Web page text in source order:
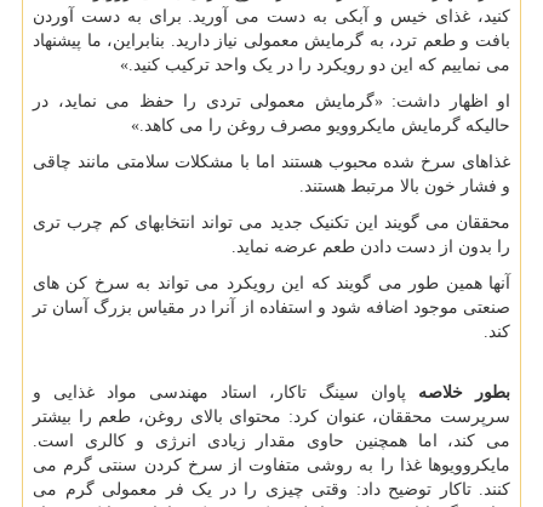
کنید، غذای خیس و آبکی به دست می آورید. برای به دست آوردن
بافت و طعم ترد، به گرمایش معمولی نیاز دارید. بنابراین، ما پیشنهاد
می نماییم که این دو رویکرد را در یک واحد ترکیب کنید.»
او اظهار داشت: «گرمایش معمولی تردی را حفظ می نماید، در
حالیکه گرمایش مایکروویو مصرف روغن را می کاهد.»
غذاهای سرخ شده محبوب هستند اما با مشکلات سلامتی مانند چاقی
و فشار خون بالا مرتبط هستند.
محققان می گویند این تکنیک جدید می تواند انتخابهای کم چرب تری
را بدون از دست دادن طعم عرضه نماید.
آنها همین طور می گویند که این رویکرد می تواند به سرخ کن های
صنعتی موجود اضافه شود و استفاده از آنرا در مقیاس بزرگ آسان تر
کند.
بطور خلاصه پاوان سینگ تاکار، استاد مهندسی مواد غذایی و
سرپرست محققان، عنوان کرد: محتوای بالای روغن، طعم را بیشتر
می کند، اما همچنین حاوی مقدار زیادی انرژی و کالری است.
مایکروویوها غذا را به روشی متفاوت از سرخ کردن سنتی گرم می
کنند. تاکار توضیح داد: وقتی چیزی را در یک فر معمولی گرم می